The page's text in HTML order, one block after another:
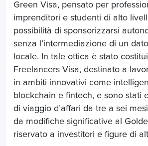
Green Visa, pensato per
imprenditori e studenti di alto
possibilità di sponsorizzarsi
senza l’intermediazione di un
locale. In tale ottica è stato
Freelancers Visa, destinato a
in ambiti innovativi come
blockchain e fintech, e sono stati
di viaggio d’affari da tre a sei
da modifiche significative al
riservato a investitori e figure di